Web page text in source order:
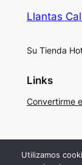
Llantas
Su Tienda
Links
Convertirme
Social
Utilizamos